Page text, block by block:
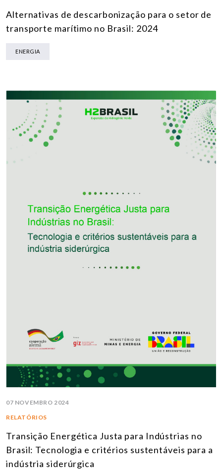
Alternativas de descarbonização para o setor de
transporte marítimo no Brasil: 2024
ENERGIA
07 NOVEMBRO 2024
RELATÓRIOS
Transição Energética Justa para Indústrias no
Brasil: Tecnologia e critérios sustentáveis para a
indústria siderúrgica